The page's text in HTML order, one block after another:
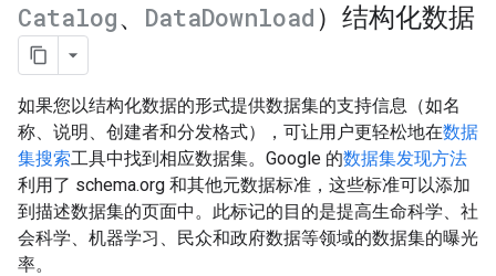
Catalog、 DataDownload ）结构化数据
如果您以结构化数据的形式提供数据集的支持信息（如名
称、说明、创建者和分发格式），可让用户更轻松地在数据
集搜索工具中找到相应数据集。Google 的数据集发现方法
利用了 schema.org 和其他元数据标准，这些标准可以添加
到描述数据集的页面中。此标记的目的是提高生命科学、社
会科学、机器学习、民众和政府数据等领域的数据集的曝光
率。